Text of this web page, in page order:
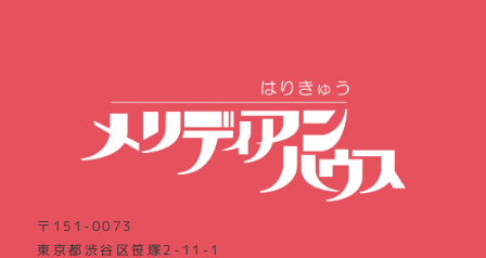
〒151-0073
東京都渋谷区笹塚2-11-1